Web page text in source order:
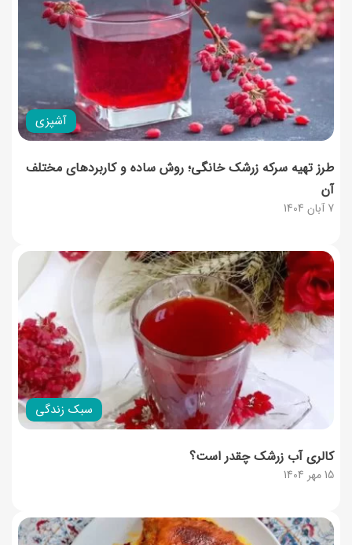
آشپزی
7 آبان 1404
طرز تهیه سرکه زرشک خانگی؛ روش ساده و کاربردهای مختلف
آن
سبک زندگی
15 مهر 1404
کالری آب زرشک چقدر است؟